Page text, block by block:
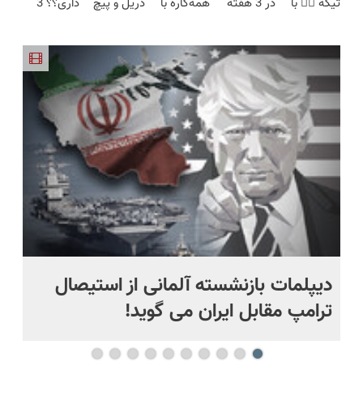
محدود)
تخفیف
(نصف
قیمت بازار
🔥)
نصف قیمت
بخر!😉
دیپلمات بازنشسته آلمانی از استیصال
ترامپ مقابل ایران می گوید!